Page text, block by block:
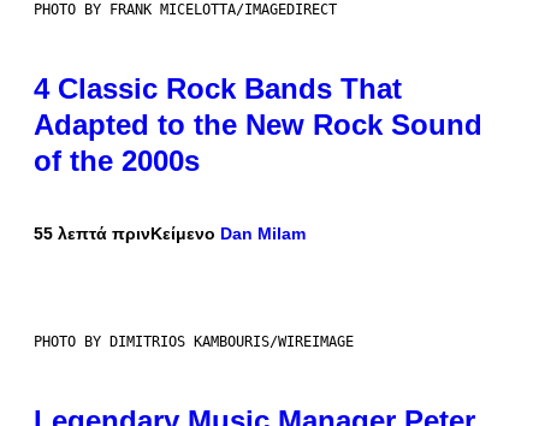
PHOTO BY FRANK MICELOTTA/IMAGEDIRECT
4 Classic Rock Bands That
Adapted to the New Rock Sound
of the 2000s
55 λεπτά πρινΚείμενο Dan Milam
PHOTO BY DIMITRIOS KAMBOURIS/WIREIMAGE